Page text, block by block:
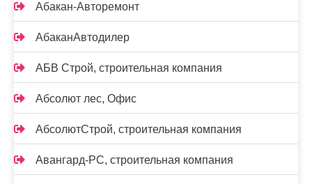
Абакан-Авторемонт
АбаканАвтодилер
АБВ Строй, строительная компания
Абсолют лес, Офис
АбсолютСтрой, строительная компания
Авангард-РС, строительная компания